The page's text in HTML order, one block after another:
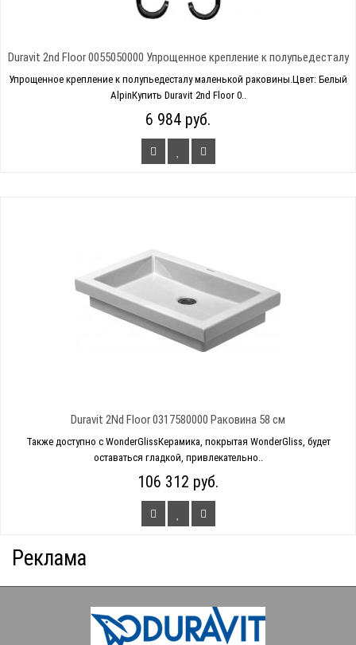
Duravit 2nd Floor 0055050000 Упрощенное крепление к полупьедесталу
Упрощенное крепление к полупьедесталу маленькой раковины.Цвет: Белый
AlpinКупить Duravit 2nd Floor 0..
6 984 руб.
Duravit 2Nd Floor 0317580000 Раковина 58 см
Также доступно с WonderGlissКерамика, покрытая WonderGliss, будет
оставаться гладкой, привлекательно..
106 312 руб.
Реклама